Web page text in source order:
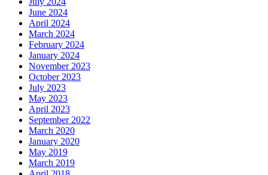
June 2024
April 2024
March 2024
February 2024
January 2024
November 2023
October 2023
July 2023
May 2023
April 2023
September 2022
March 2020
January 2020
May 2019
March 2019